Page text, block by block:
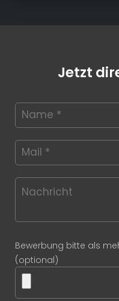
Jetzt
Bewerbung bitte als
(optional)